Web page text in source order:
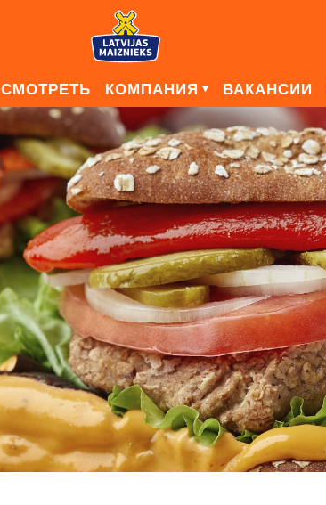
СМОТРЕТЬ КОМПАНИЯ ВАКАНСИИ